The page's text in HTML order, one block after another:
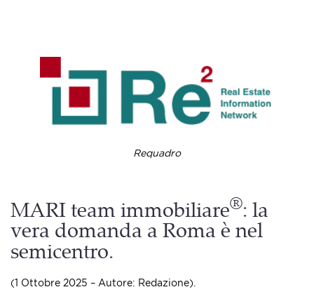
Requadro
MARI team immobiliare®: la
vera domanda a Roma è nel
semicentro.
(1 Ottobre 2025 – Autore: Redazione).